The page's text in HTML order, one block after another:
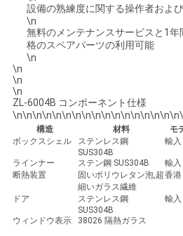
設備の熟練度に関する操作者およ
\n
無料のメンテナンスサービスと1
格のスペアパーツの利用可能
\n
\n
\n
\n
ZL-6004B コンポーネント仕様
構造 材料 モ
ボックスシェル
ステンレス鋼
SUS304B
輸入
ラインナー ステン鋼 SUS304B 輸入
断熱装置
固いポリウレタン泡,超
細いガラス繊維
香港
ドア
ステンレス鋼
SUS304B
輸入
ウィンドウ表示 38026 隔熱ガラス